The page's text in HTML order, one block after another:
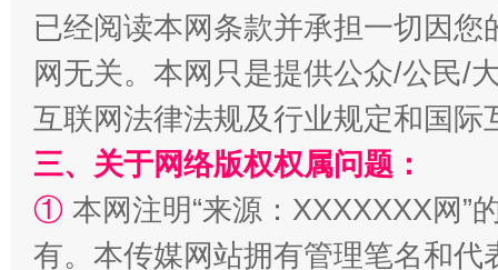
已经阅读本网条款并承担一切因
网无关。本网只是提供公众/公民/
互联网法律法规及行业规定和国
三、关于网络版权权属问题：
① 本网注明“来源：XXXXXXX网”
有。本传媒网站拥有管理笔名和